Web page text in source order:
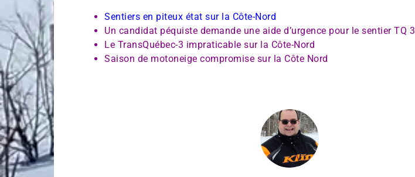
Sentiers en piteux état sur la Côte-Nord
Un candidat péquiste demande une aide d’urgence pour le sentier TQ 3
Le TransQuébec-3 impraticable sur la Côte-Nord
Saison de motoneige compromise sur la Côte Nord